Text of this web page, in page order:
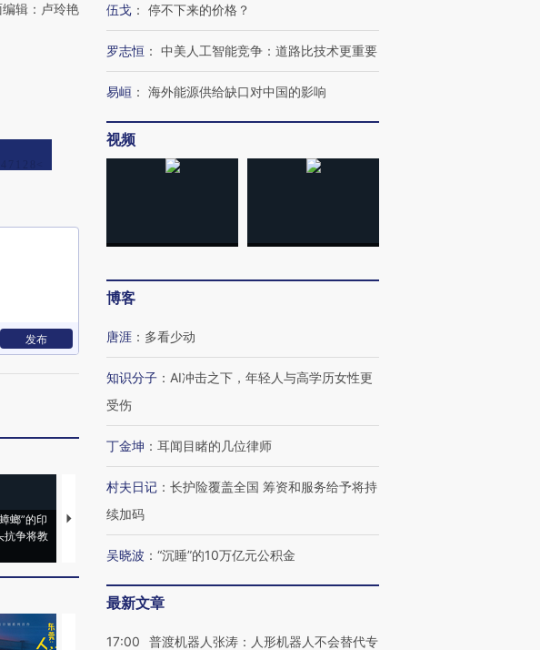
编辑：卢玲艳
发布
螂”的印
抗争将教
视线｜“入侵”还是“人道危
机”？难民潮撕裂西班牙
飞地休达
128毫米 紧急转移近
4000人
雨 3小时累计雨量超80毫
伍戈 ： 停不下来的价格？
罗志恒 ： 中美人工智能竞争：道路比技术更重要
易峘 ： 海外能源供给缺口对中国的影响
视频
博客
唐涯 ： 多看少动
知识分子 ： AI冲击之下，年轻人与高学历女性更
受伤
丁金坤 ： 耳闻目睹的几位律师
村夫日记 ： 长护险覆盖全国 筹资和服务给予将持
续加码
吴晓波 ： “沉睡”的10万亿元公积金
最新文章
17:00
普渡机器人张涛：人形机器人不会替代专